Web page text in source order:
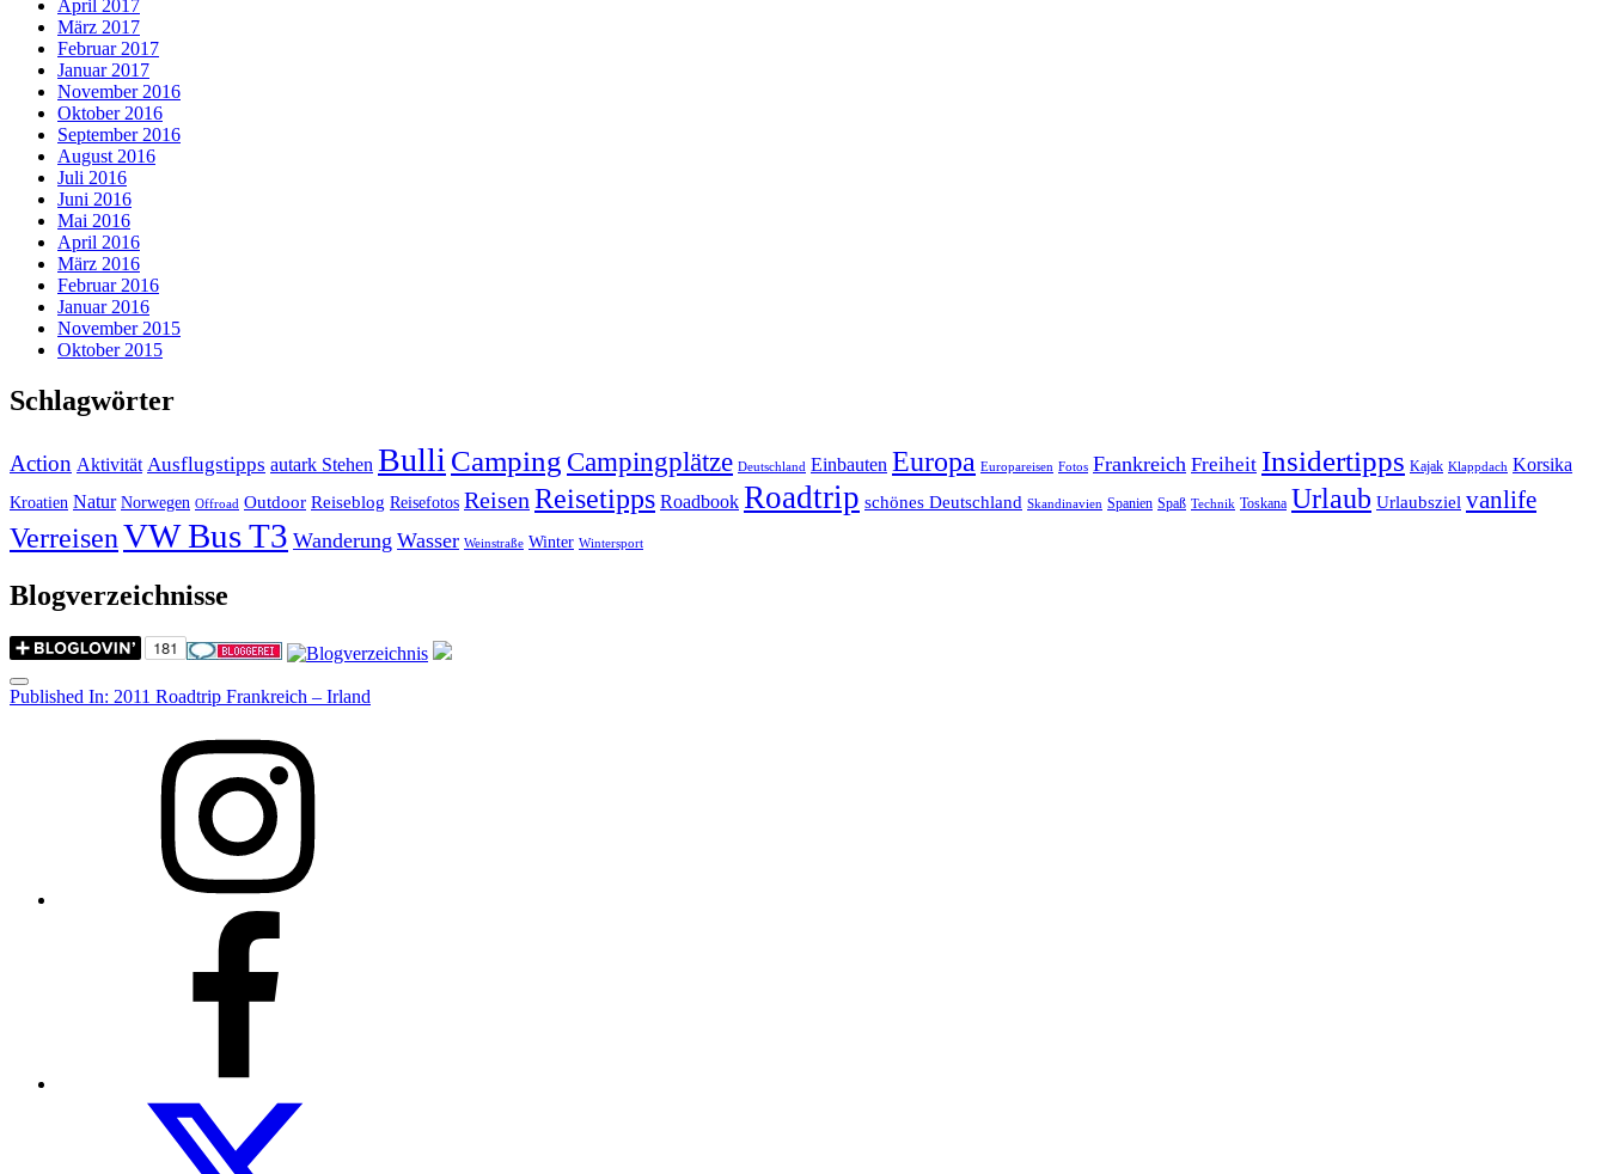
April 2017
März 2017
Februar 2017
Januar 2017
November 2016
Oktober 2016
September 2016
August 2016
Juli 2016
Juni 2016
Mai 2016
April 2016
März 2016
Februar 2016
Januar 2016
November 2015
Oktober 2015
Schlagwörter
Action Aktivität Ausflugstipps autark Stehen BulliCamping Campingplätze Deutschland Einbauten Europa Europareisen Fotos Frankreich Freiheit Insidertipps Kajak Klappdach Korsika
Kroatien Natur Norwegen Offroad Outdoor Reiseblog Reisefotos ReisenReisetipps Roadbook Roadtrip schönes Deutschland Skandinavien Spanien Spaß Technik Toskana Urlaub Urlaubsziel vanlife
VerreisenVW Bus T3 Wanderung Wasser Weinstraße Winter Wintersport
Blogverzeichnisse
Menu
Post
Published In: 2011 Roadtrip Frankreich – Irland